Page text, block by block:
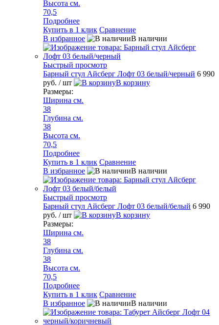
Высота см.
70,5
Подробнее
Купить в 1 клик Сравнение
В избранное
В наличии
Быстрый просмотр
Барный стул Айсберг Лофт 03 белый/черный 6 990
руб. / шт
В корзину
Размеры:
Ширина см.
38
Глубина см.
38
Высота см.
70,5
Подробнее
Купить в 1 клик Сравнение
В избранное
В наличии
Быстрый просмотр
Барный стул Айсберг Лофт 03 белый/белый 6 990
руб. / шт
В корзину
Размеры:
Ширина см.
38
Глубина см.
38
Высота см.
70,5
Подробнее
Купить в 1 клик Сравнение
В избранное
В наличии